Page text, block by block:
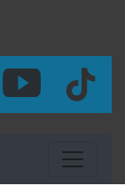
Toggle